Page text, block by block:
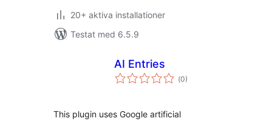
20+ aktiva installationer
Testat med 6.5.9
AI Entries
(Totalt
antal
0)
This plugin uses Google artificial